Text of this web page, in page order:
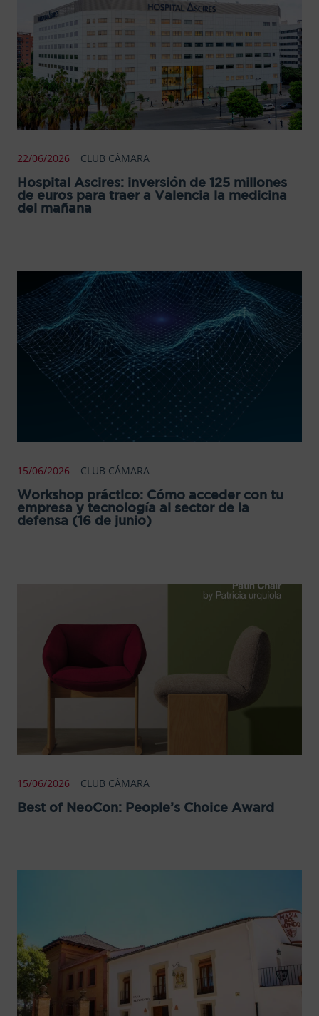
22/06/2026 CLUB CÁMARA
Hospital Ascires: inversión de 125 millones
de euros para traer a Valencia la medicina
del mañana
15/06/2026 CLUB CÁMARA
Workshop práctico: Cómo acceder con tu
empresa y tecnología al sector de la
defensa (16 de junio)
15/06/2026 CLUB CÁMARA
Best of NeoCon: People’s Choice Award